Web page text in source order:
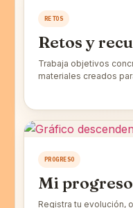
RETOS
Retos y
Trabaja objetivos
materiales creados
PROGRESO
Mi progreso
Registra tu evolución,